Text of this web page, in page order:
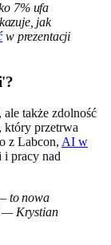
7% ufa
jak
w prezentacji
także zdolność
który przetrwa
z Labcon, AI w
i pracy nad
to nowa
— Krystian